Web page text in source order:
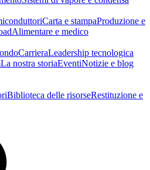
Carta e stampaProduzione e
Alimentare e medico
CarrieraLeadership tecnologica
La nostra storiaEventiNotizie e blog
Biblioteca delle risorseRestituzione e